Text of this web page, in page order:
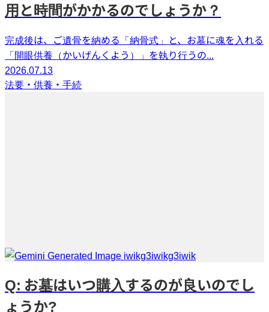
用と時間がかかるのでしょうか？
完成後は、ご遺骨を納める「納骨式」と、お墓に魂を入れる
「開眼供養（かいげんくよう）」を執り行うの...
2026.07.13
法要・供養・手続
Q: お墓はいつ購入するのが良いのでし
ょうか?